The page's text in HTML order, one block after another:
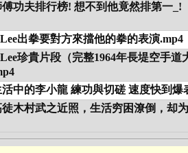
功夫排行榜! 想不到他竟然排第一_!
出拳要對方來擋他的拳的表演.mp4
珍貴片段（完整1964年長堤空手道
中的李小龍 練功與切磋 速度快到爆
木村武之近照，生活穷困潦倒，却